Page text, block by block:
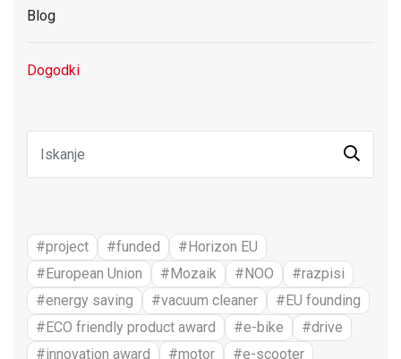
Blog
Dogodki
#project #funded
#Horizon EU
#European Union
#Mozaik #NOO
#razpisi
#energy saving
#vacuum cleaner
#EU founding
#ECO friendly product award
#e-bike
#drive
#innovation award
#motor
#e-scooter